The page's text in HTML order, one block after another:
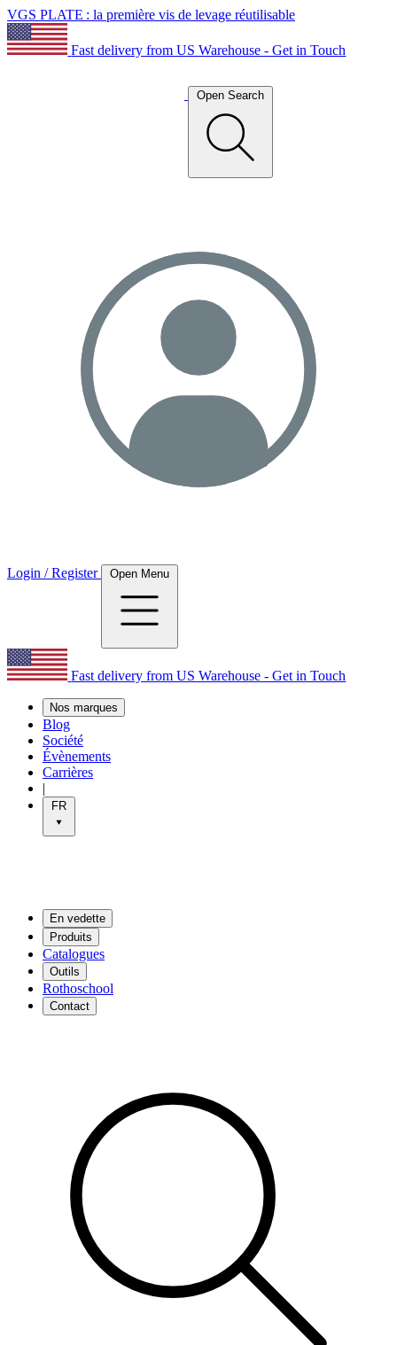
VGS PLATE : la première vis de levage réutilisable
Fast delivery from US Warehouse - Get in Touch
Open Search
Login / Register Open Menu
Fast delivery from US Warehouse - Get in Touch
Nos marques
Blog
Société
Évènements
Carrières
|
FR
En vedette
Produits
Catalogues
Outils
Rothoschool
Contact